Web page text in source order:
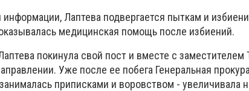
Лаптева подвергается пыткам и
медицинская помощь после избиений.
покинула свой пост и вместе с заместителем
Уже после ее побега Генеральная
приписками и воровством - увеличивала